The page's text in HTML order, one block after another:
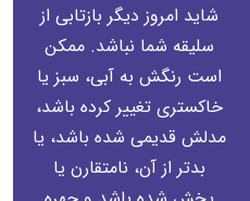
شاید امروز دیگر بازتابی از
سلیقه شما نباشد. ممکن
است رنگش به آبی، سبز یا
خاکستری تغییر کرده باشد،
مدلش قدیمی شده باشد، یا
بدتر از آن، نامتقارن یا